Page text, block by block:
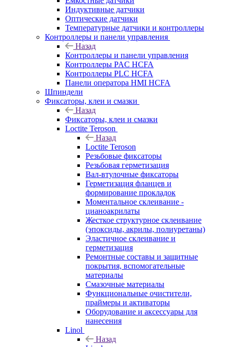
Индуктивные датчики
Оптические датчики
Температурные датчики и контроллеры
Контроллеры и панели управления
Назад
Контроллеры и панели управления
Контроллеры PAC HCFA
Контроллеры PLC HCFA
Панели оператора HMI HCFA
Шпиндели
Фиксаторы, клеи и смазки
Назад
Фиксаторы, клеи и смазки
Loctite Teroson
Назад
Loctite Teroson
Резьбовые фиксаторы
Резьбовая герметизация
Вал-втулочные фиксаторы
Герметизация фланцев и
формирование прокладок
Моментальное склеивание -
цианоакрилаты
Жесткое структурное склеивание
(эпоксиды, акрилы, полиуретаны)
Эластичное склеивание и
герметизация
Ремонтные составы и защитные
покрытия, вспомогательные
материалы
Смазочные материалы
Функциональные очистители,
праймеры и активаторы
Оборудование и аксессуары для
нанесения
Linol
Назад